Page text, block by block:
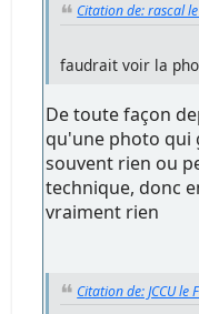
Citation de: rascal
faudrait voir la
De toute façon
qu'une photo qui
souvent rien ou
technique, donc
vraiment rien
Citation de: JCCU